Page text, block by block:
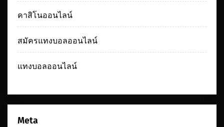
คาสิโนออนไลน์
สมัครแทงบอลออนไลน์
แทงบอลออนไลน์
Meta